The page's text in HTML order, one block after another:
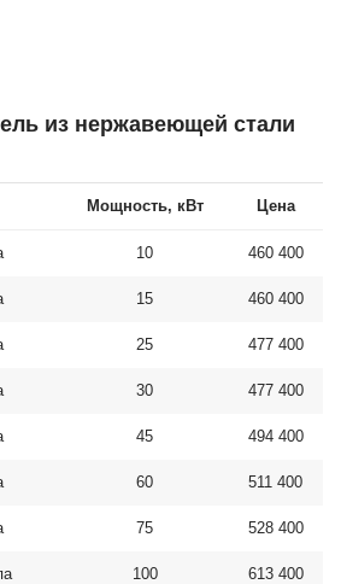
из нержавеющей стали
Мощность, кВт Цена
10 460 400
15 460 400
25 477 400
30 477 400
45 494 400
60 511 400
75 528 400
100 613 400